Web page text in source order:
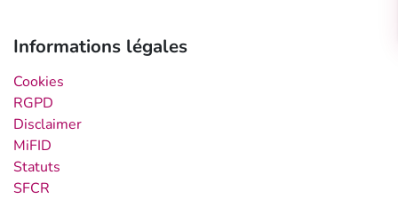
Informations légales
Cookies
RGPD
Disclaimer
MiFID
Statuts
SFCR